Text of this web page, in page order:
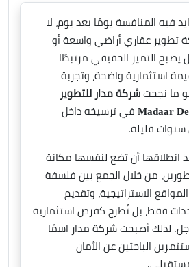
فيه المنافسة يومًا بعد يوم، لا
تطوير عقاري أراضي واسعة أو
التميز الحقيقي مرتبطًا
استثمارية واضحة، وتجربة
ما نجحت شركة مدار للتطوير
في ترسيخه داخل
سنوات قليلة.
انطلاقها أن تضع لنفسها مكانة
من خلال الجمع بين فلسفة
المواقع الاستراتيجية، وتقديم
فقط، بل تُطرح كفرص استثمارية
لذلك أصبحت شركة مدار اسمًا
الباحثين عن الأمان